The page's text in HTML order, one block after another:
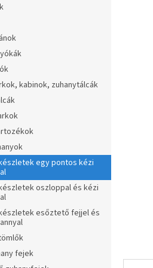
kabinok, zuhanytálcák
egy pontos kézi
oszloppal és kézi
esőztető fejjel és
fejek